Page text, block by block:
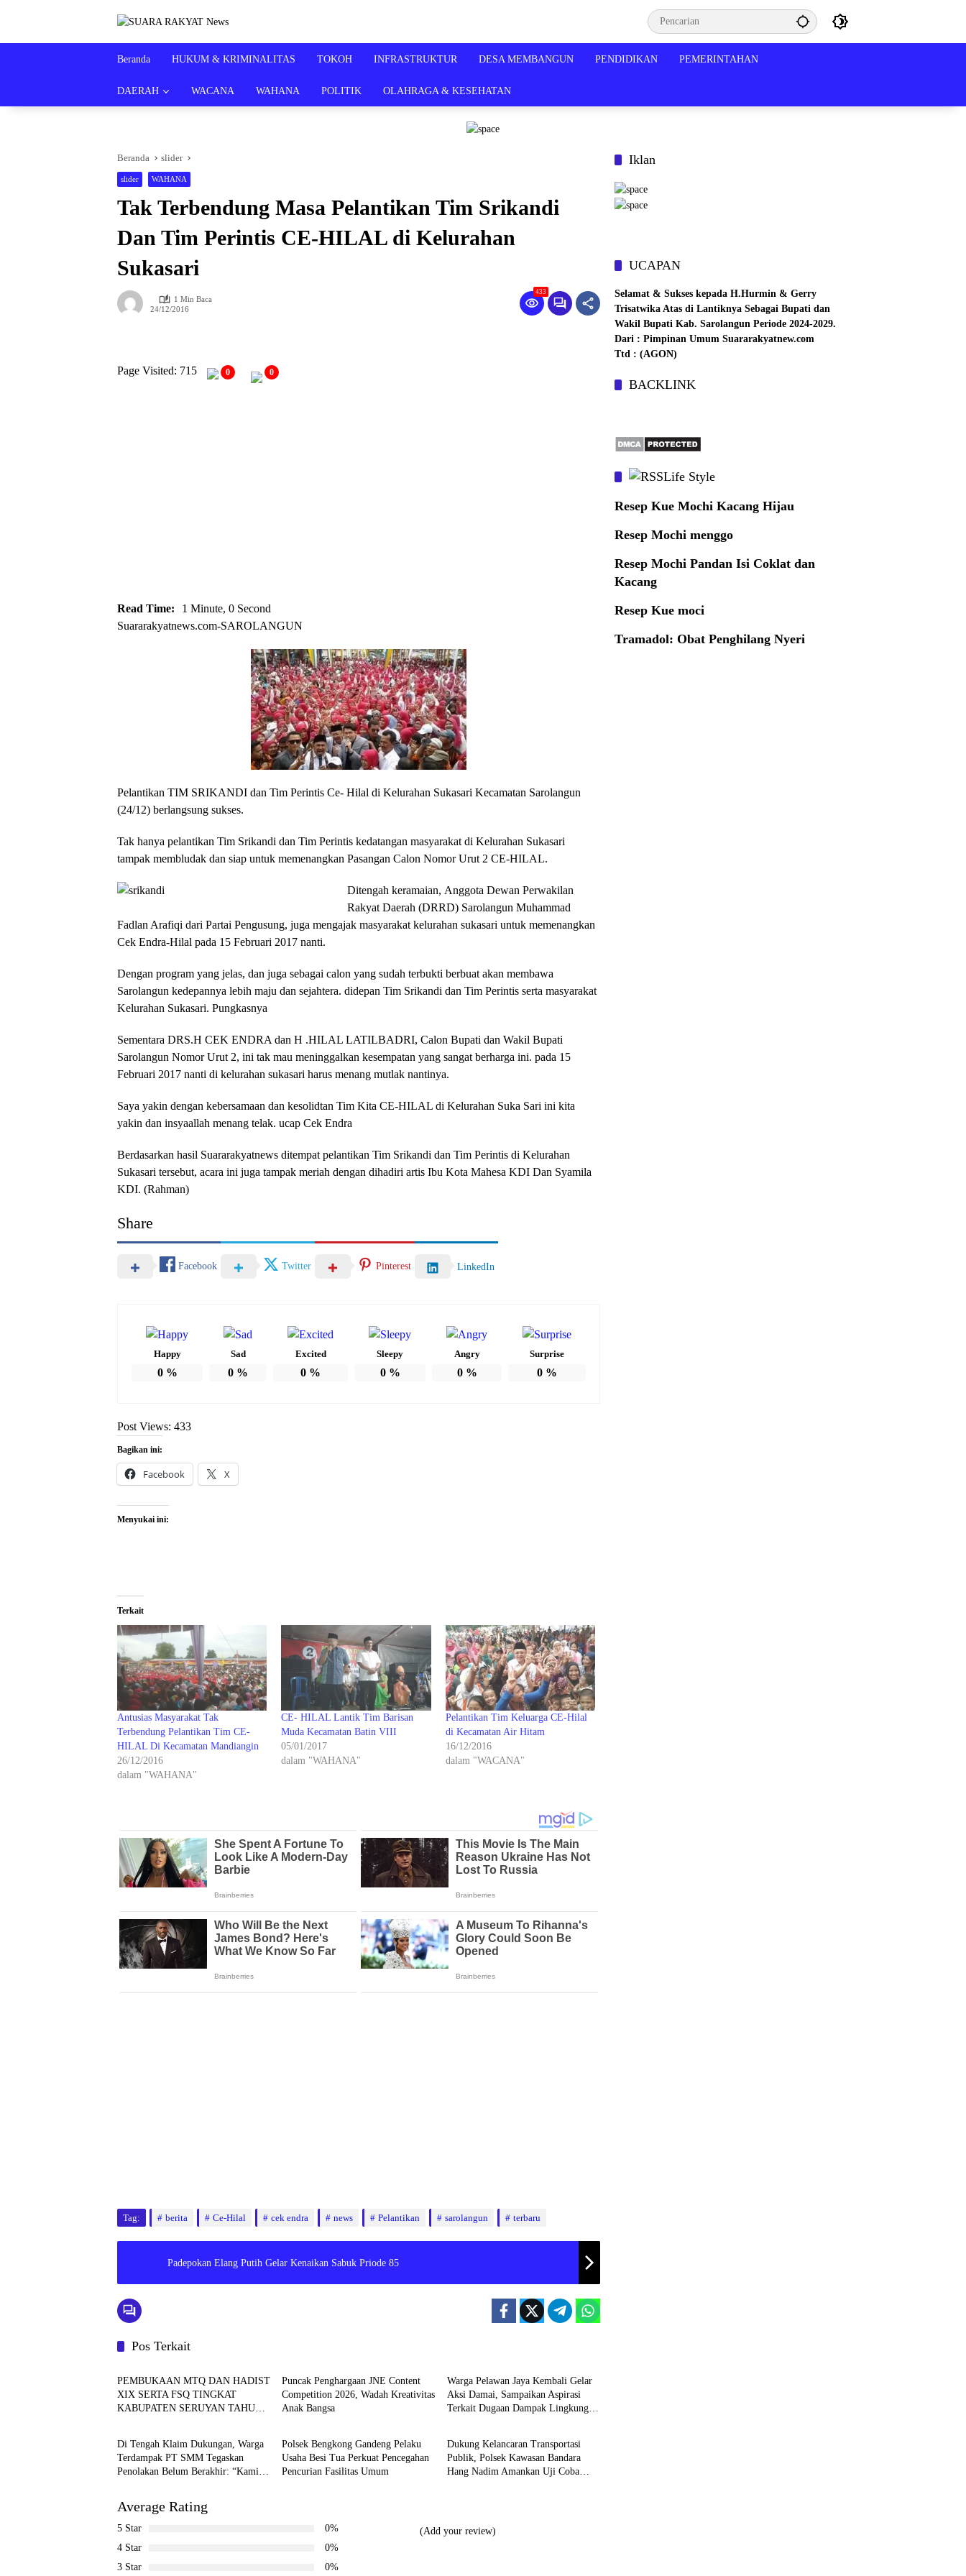
Beranda HUKUM & KRIMINALITAS TOKOH INFRASTRUKTUR DESA MEMBANGUN PENDIDIKAN PEMERINTAHAN
DAERAH WACANA WAHANA POLITIK OLAHRAGA & KESEHATAN
Beranda slider
slider WAHANA
Tak Terbendung Masa Pelantikan Tim Srikandi
Dan Tim Perintis CE-HILAL di Kelurahan
Sukasari
1 Min Baca
24/12/2016
433
Page Visited: 715 0 0
Read Time:
1 Minute, 0 Second
Suararakyatnews.com-SAROLANGUN
Pelantikan TIM SRIKANDI dan Tim Perintis Ce- Hilal di Kelurahan Sukasari Kecamatan Sarolangun
(24/12) berlangsung sukses.
Tak hanya pelantikan Tim Srikandi dan Tim Perintis kedatangan masyarakat di Kelurahan Sukasari
tampak membludak dan siap untuk memenangkan Pasangan Calon Nomor Urut 2 CE-HILAL.
Ditengah keramaian, Anggota Dewan Perwakilan
Rakyat Daerah (DRRD) Sarolangun Muhammad
Fadlan Arafiqi dari Partai Pengusung, juga mengajak masyarakat kelurahan sukasari untuk memenangkan
Cek Endra-Hilal pada 15 Februari 2017 nanti.
Dengan program yang jelas, dan juga sebagai calon yang sudah terbukti berbuat akan membawa
Sarolangun kedepannya lebih maju dan sejahtera. didepan Tim Srikandi dan Tim Perintis serta masyarakat
Kelurahan Sukasari. Pungkasnya
Sementara DRS.H CEK ENDRA dan H .HILAL LATILBADRI, Calon Bupati dan Wakil Bupati
Sarolangun Nomor Urut 2, ini tak mau meninggalkan kesempatan yang sangat berharga ini. pada 15
Februari 2017 nanti di kelurahan sukasari harus menang mutlak nantinya.
Saya yakin dengan kebersamaan dan kesolidtan Tim Kita CE-HILAL di Kelurahan Suka Sari ini kita
yakin dan insyaallah menang telak. ucap Cek Endra
Berdasarkan hasil Suararakyatnews ditempat pelantikan Tim Srikandi dan Tim Perintis di Kelurahan
Sukasari tersebut, acara ini juga tampak meriah dengan dihadiri artis Ibu Kota Mahesa KDI Dan Syamila
KDI. (Rahman)
Share
Facebook Twitter Pinterest LinkedIn
Happy
0%
Sad
0 %
Excited
0 %
Sleepy
0%
Angry
0%
Surprise
0 %
Post Views: 433
Bagikan ini:
Facebook X
Menyukai ini:
Terkait
Antusias Masyarakat Tak
Terbendung Pelantikan Tim CE-
HILAL Di Kecamatan Mandiangin
26/12/2016
dalam "WAHANA"
CE- HILAL Lantik Tim Barisan
Muda Kecamatan Batin VIII
05/01/2017
dalam "WAHANA"
Pelantikan Tim Keluarga CE-Hilal
di Kecamatan Air Hitam
16/12/2016
dalam "WACANA"
Tag: berita Ce-Hilal cek endra news Pelantikan sarolangun terbaru
Padepokan Elang Putih Gelar Kenaikan Sabuk Priode 85
Pos Terkait
Seruyan
PEMBUKAAN MTQ DAN HADIST
XIX SERTA FSQ TINGKAT
KABUPATEN SERUYAN TAHUN
Puncak Penghargaan JNE Content
Competition 2026, Wadah Kreativitas
Anak Bangsa
Warga Pelawan Jaya Kembali Gelar
Aksi Damai, Sampaikan Aspirasi
Terkait Dugaan Dampak Lingkungan
Di Tengah Klaim Dukungan, Warga
Terdampak PT SMM Tegaskan
Penolakan Belum Berakhir: “Kami
Polsek Bengkong Gandeng Pelaku
Usaha Besi Tua Perkuat Pencegahan
Pencurian Fasilitas Umum
Dukung Kelancaran Transportasi
Publik, Polsek Kawasan Bandara
Hang Nadim Amankan Uji Coba
Average Rating
5 Star
0%
4 Star
0%
3 Star
0%
(Add your review)
Iklan
UCAPAN
Selamat & Sukses kepada H.Hurmin & Gerry
Trisatwika Atas di Lantiknya Sebagai Bupati dan
Wakil Bupati Kab. Sarolangun Periode 2024-2029.
Dari : Pimpinan Umum Suararakyatnew.com
Ttd : (AGON)
BACKLINK
Life Style
Resep Kue Mochi Kacang Hijau
Resep Mochi menggo
Resep Mochi Pandan Isi Coklat dan
Kacang
Resep Kue moci
Tramadol: Obat Penghilang Nyeri